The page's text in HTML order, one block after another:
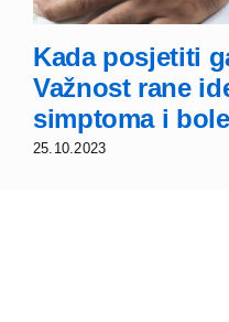
Kada posjetiti
Važnost rane
simptoma i
25.10.2023